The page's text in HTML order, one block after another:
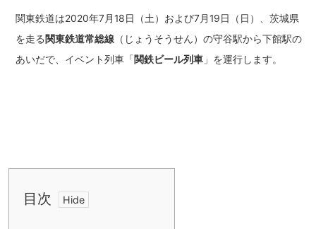
関東鉄道は2020年7月18日（土）および7月19日（日）、茨城県
を走る 関東鉄道常総線 （じょうそうせん）の守谷駅から下館駅の
あいだで、イベント列車「 関鉄ビール列車 」を運行します。
目次